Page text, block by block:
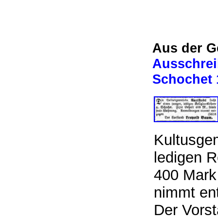
Aus der
Schochet
ledigen
400
nimmt
Der